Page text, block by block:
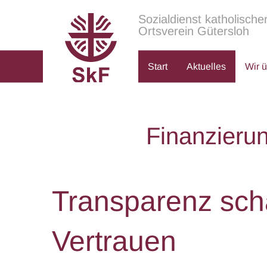
Sozialdienst
Ortsverein Gütersloh
Start Aktuelles Wir
Transparenz
Vertrauen